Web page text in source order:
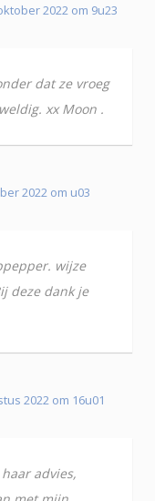
2022 om 9u23
dat ze vroeg
xx Moon .
2022 om u03
wijze
deze dank je
2022 om 16u01
advies,